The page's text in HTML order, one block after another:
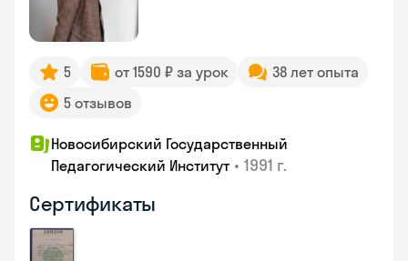
5 от 1590 ₽ за урок
38 лет опыта
5 отзывов
Новосибирский Государственный
Педагогический Институт • 1991 г.
Сертификаты